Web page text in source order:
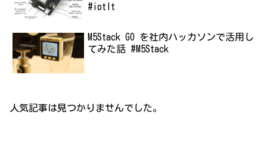
#iotlt
M5Stack GO を社内ハッカソンで活用し
てみた話 #M5Stack
人気記事は見つかりませんでした。